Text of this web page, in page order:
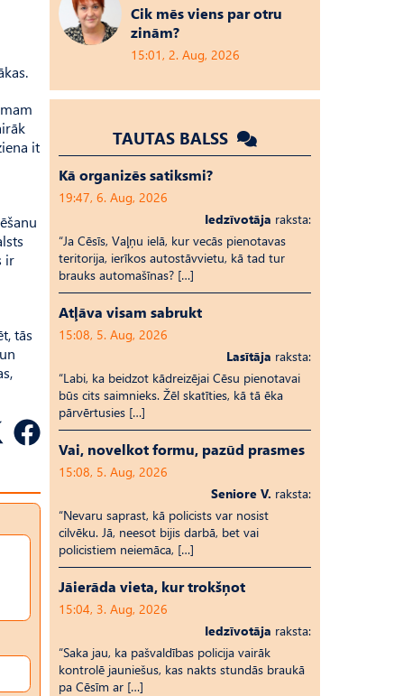
it
ir
tās
Cik mēs viens par otru
zinām?
15:01, 2. Aug, 2026
TAUTAS BALSS
Kā organizēs satiksmi?
19:47, 6. Aug, 2026
Iedzīvotāja raksta:
“Ja Cēsīs, Vaļņu ielā, kur vecās pienotavas
teritorija, ierīkos autostāvvietu, kā tad tur
brauks automašīnas? […]
Atļāva visam sabrukt
15:08, 5. Aug, 2026
Lasītāja raksta:
“Labi, ka beidzot kādreizējai Cēsu pienotavai
būs cits saimnieks. Žēl skatīties, kā tā ēka
pārvērtusies […]
Vai, novelkot formu, pazūd prasmes
15:08, 5. Aug, 2026
Seniore V. raksta:
“Nevaru saprast, kā policists var nosist
cilvēku. Jā, neesot bijis darbā, bet vai
policistiem neiemāca, […]
Jāierāda vieta, kur trokšņot
15:04, 3. Aug, 2026
Iedzīvotāja raksta:
“Saka jau, ka pašvaldības policija vairāk
kontrolē jauniešus, kas nakts stundās braukā
pa Cēsīm ar […]